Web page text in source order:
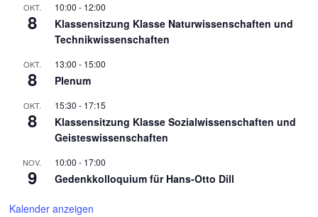
OKT.
8
10:00 - 12:00
Klassensitzung Klasse Naturwissenschaften und
Technikwissenschaften
OKT.
8
13:00 - 15:00
Plenum
OKT.
8
15:30 - 17:15
Klassensitzung Klasse Sozialwissenschaften und
Geisteswissenschaften
NOV.
9
10:00 - 17:00
Gedenkkolloquium für Hans-Otto Dill
Kalender anzeigen